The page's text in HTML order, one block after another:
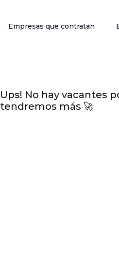
Empresas que contratan
Ups! No hay vacantes
tendremos más 🚀